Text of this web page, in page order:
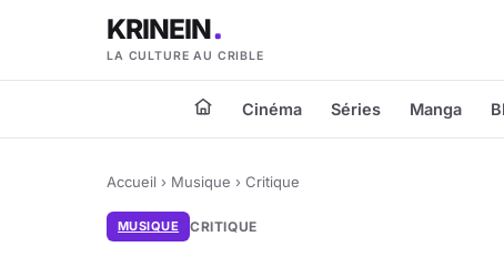
KRINEIN
LA CULTURE AU CRIBLE
Cinéma Séries Manga
Accueil › Musique › Critique
MUSIQUE CRITIQUE